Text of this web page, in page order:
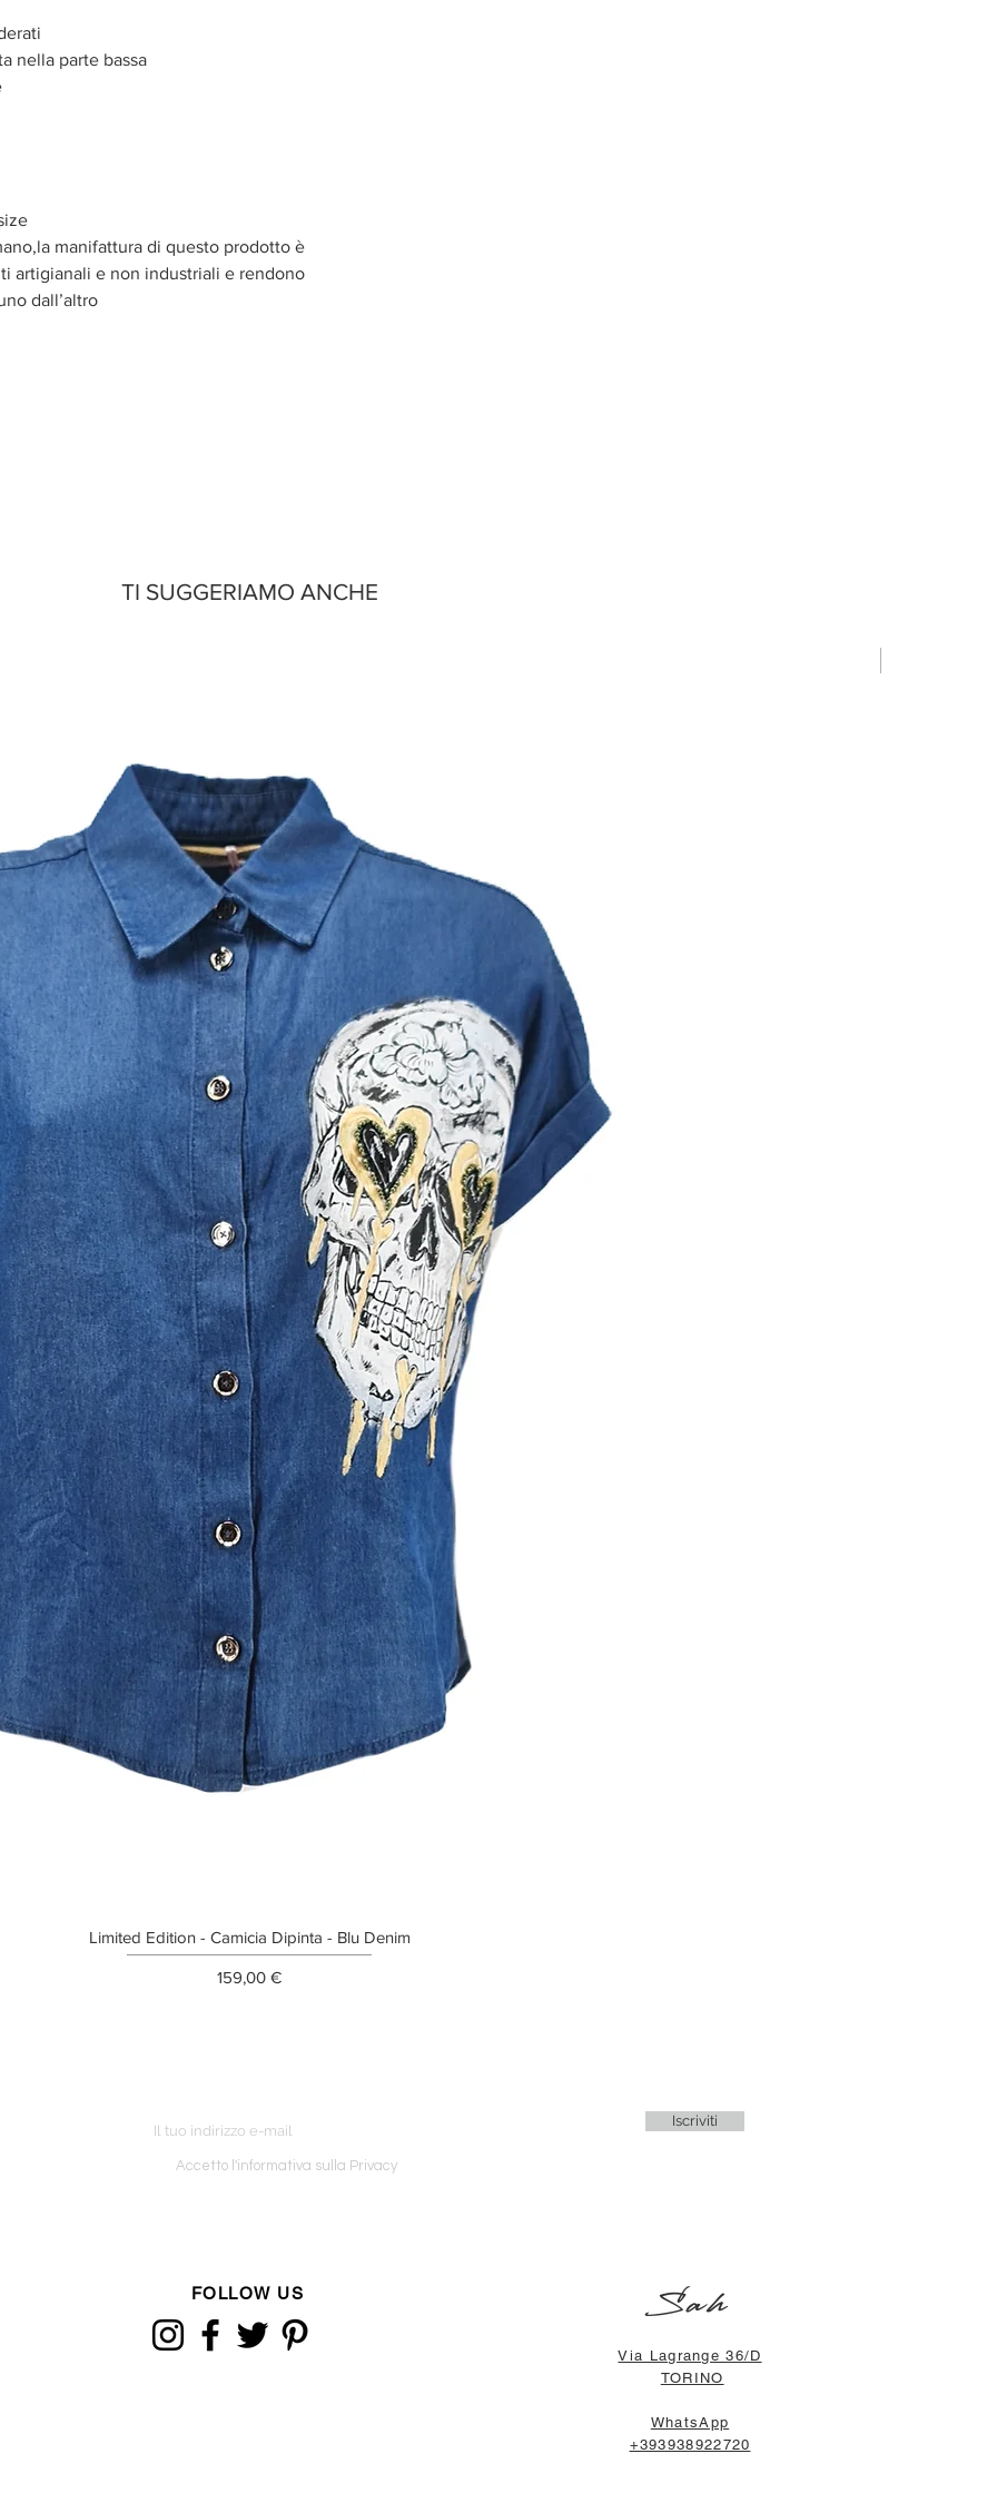
nella parte bassa
manifattura di questo prodotto è
artigianali e non industriali e rendono
dall’altro
TI SUGGERIAMO ANCHE
Limited Edition - Camicia Dipinta - Blu Denim
Prezzo
159,00 €
Iscriviti
Accetto l'informativa sulla Privacy
FOLLOW US Sah
Via Lagrange 36/D
TORINO
WhatsApp
+393938922720